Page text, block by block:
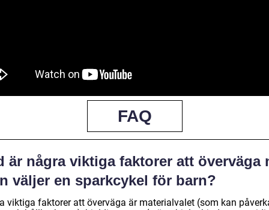
FAQ
är några viktiga faktorer att överväga
väljer en sparkcykel för barn?
viktiga faktorer att överväga är materialvalet (som kan